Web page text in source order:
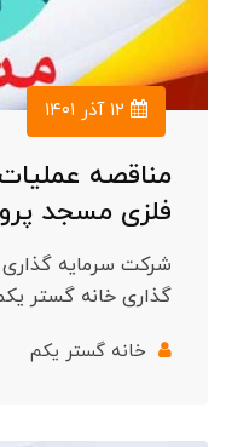
مناقصه
فلزی مسجد
شرکت سرمایه
گذاری خانه گستر
خانه گستر یکم